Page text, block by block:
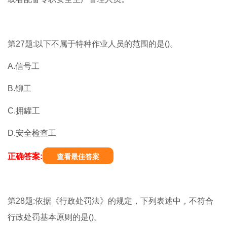
第27题:以下不属于特种作业人员的范围的是()。
A.信号工
B.铆工
C.拥罐工
D.安全检查工
正确答案: 查看最佳答案
第28题:依据《行政处罚法》的规定，下列表述中，不符合
行政处罚基本原则的是()。